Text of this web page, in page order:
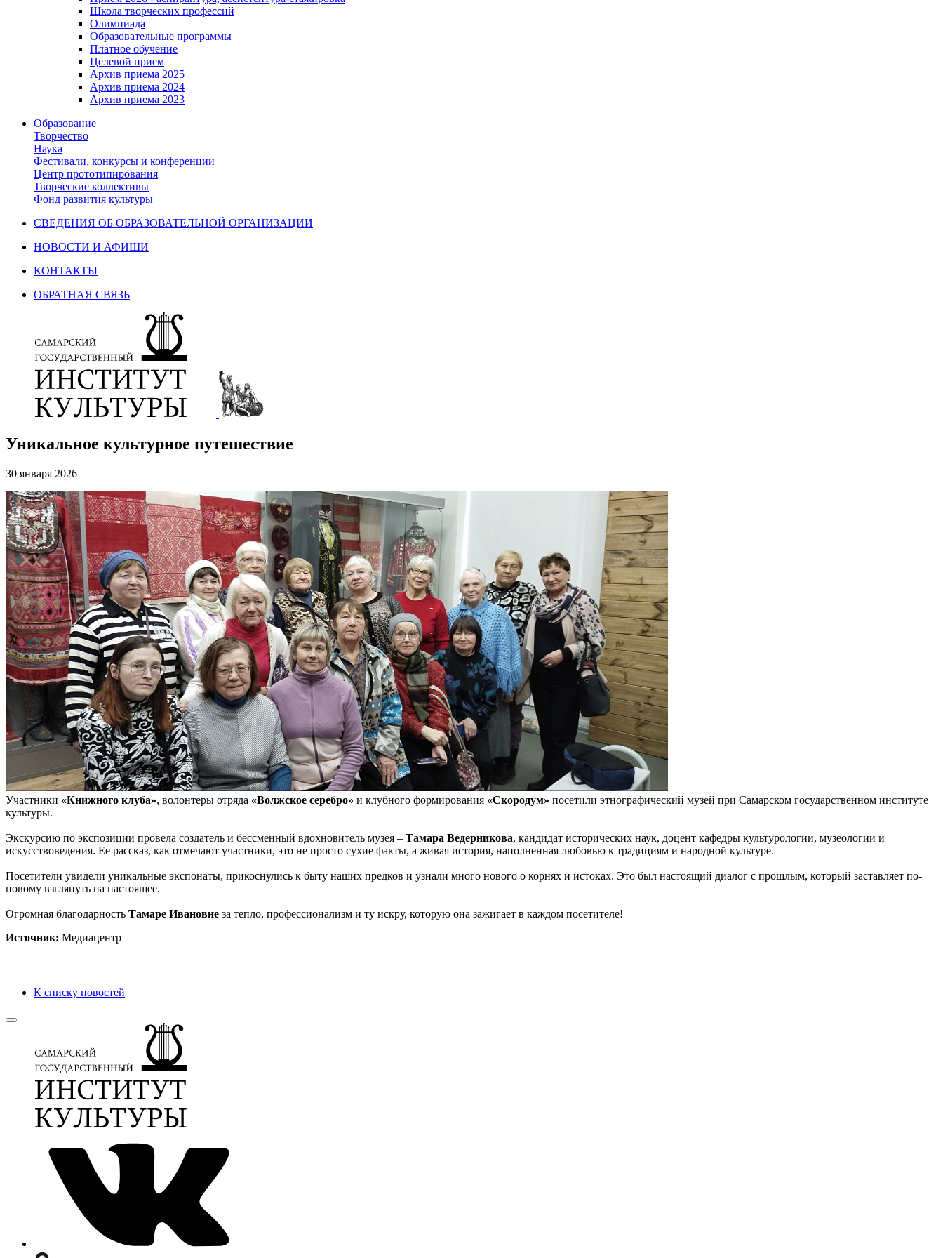
Школа творческих профессий
Олимпиада
Образовательные программы
Платное обучение
Целевой прием
Архив приема 2025
Архив приема 2024
Архив приема 2023
Образование
Творчество
Наука
Фестивали, конкурсы и конференции
Центр прототипирования
Творческие коллективы
Фонд развития культуры
СВЕДЕНИЯ ОБ ОБРАЗОВАТЕЛЬНОЙ ОРГАНИЗАЦИИ
НОВОСТИ И АФИШИ
КОНТАКТЫ
ОБРАТНАЯ СВЯЗЬ
Уникальное культурное путешествие
30 января 2026
Участники «Книжного клуба», волонтеры отряда «Волжское серебро» и клубного формирования «Скородум» посетили этнографический музей при Самарском государственном институте
культуры.
Экскурсию по экспозиции провела создатель и бессменный вдохновитель музея – Тамара Ведерникова, кандидат исторических наук, доцент кафедры культурологии, музеологии и
искусствоведения. Ее рассказ, как отмечают участники, это не просто сухие факты, а живая история, наполненная любовью к традициям и народной культуре.
Посетители увидели уникальные экспонаты, прикоснулись к быту наших предков и узнали много нового о корнях и истоках. Это был настоящий диалог с прошлым, который заставляет по-
новому взглянуть на настоящее.
Огромная благодарность Тамаре Ивановне за тепло, профессионализм и ту искру, которую она зажигает в каждом посетителе!
Источник: Медиацентр
К списку новостей